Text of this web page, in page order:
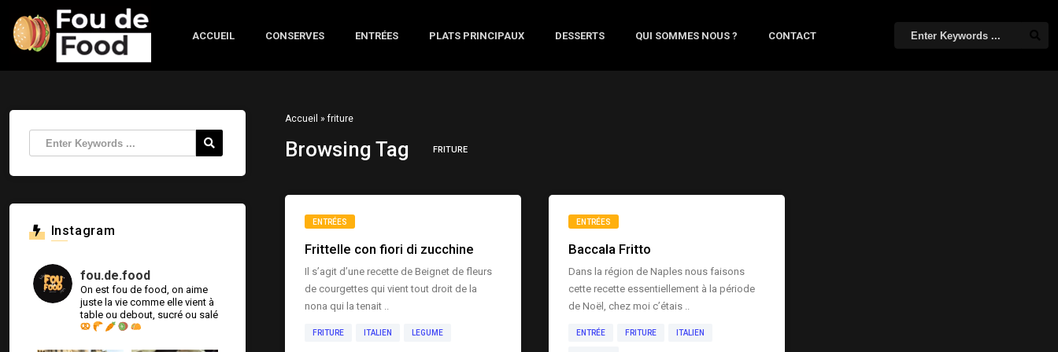
ACCUEIL CONSERVES ENTRÉES PLATS PRINCIPAUX DESSERTS QUI SOMMES NOUS ? CONTACT
Accueil »friture
Browsing Tag FRITURE
ENTRÉES
Frittelle con fiori di zucchine
Il s’agit d’une recette de Beignet de fleurs
de courgettes qui vient tout droit de la
nona qui la tenait ..
FRITURE ITALIEN LEGUME
ENTRÉES
Baccala Fritto
Dans la région de Naples nous faisons
cette recette essentiellement à la période
de Noël, chez moi c’étais ..
ENTRÉE FRITURE ITALIEN
Instagram
fou.de.food
On est fou de food, on aime
juste la vie comme elle vient à
table ou debout, sucré ou salé